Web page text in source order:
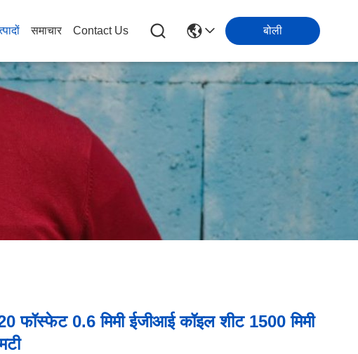
समाचार Contact Us बोली
फॉस्फेट 0.6 मिमी ईजीआई कॉइल शीट 1500 मिमी